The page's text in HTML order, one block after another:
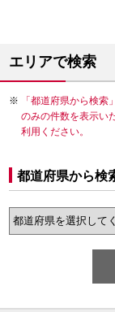
エリアで検索
「都道府県から検
のみの件数を表示い
利用ください。
都道府県から検